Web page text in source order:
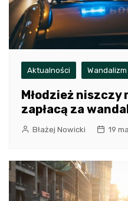
Aktualności Wandalizm
Młodzież niszczy
zapłacą za
Błażej Nowicki 19